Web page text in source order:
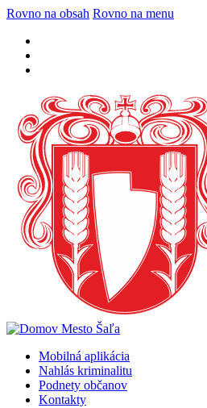
Rovno na obsah Rovno na menu
Mobilná aplikácia
Nahlás kriminalitu
Podnety občanov
Kontakty